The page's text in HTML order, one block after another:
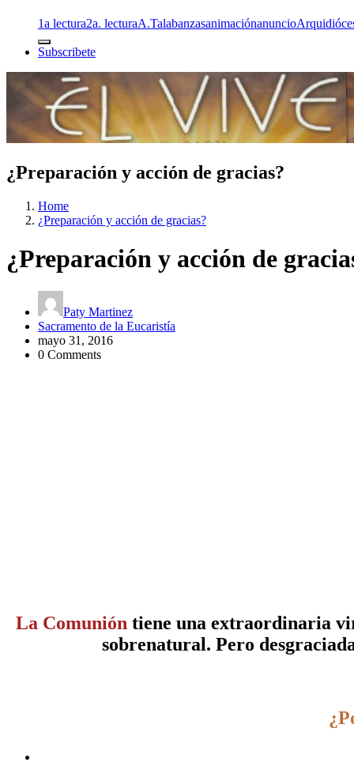
1a lectura2a. lecturaA.Talabanzasanimaciónanuncio
Subscribete
¿Preparación y acción de gracias?
Home
¿Preparación y acción de gracias?
¿Preparación y acción de
Paty Martinez
Sacramento de la Eucaristía
mayo 31, 2016
0 Comments
La Comunión tiene una extraordinaria
sobrenatural. Pero